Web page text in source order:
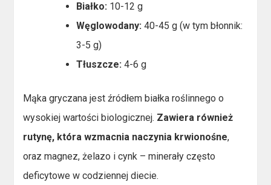
Białko: 10-12 g
Węglowodany: 40-45 g (w tym błonnik:
3-5 g)
Tłuszcze: 4-6 g
Mąka gryczana jest źródłem białka roślinnego o
wysokiej wartości biologicznej. Zawiera również
rutynę, która wzmacnia naczynia krwionośne,
oraz magnez, żelazo i cynk – minerały często
deficytowe w codziennej diecie.